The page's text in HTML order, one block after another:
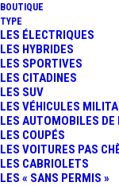
BOUTIQUE
TYPE
LES ÉLECTRIQUES
LES HYBRIDES
LES SPORTIVES
LES CITADINES
LES SUV
LES VÉHICULES
LES AUTOMOBILES DE
LES COUPÉS
LES VOITURES PAS
LES CABRIOLETS
LES « SANS PERMIS »